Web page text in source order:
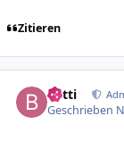
Zitieren
batti
Geschrieben